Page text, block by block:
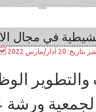
في مجال
بتاريخ: 20 آذار/مارس 2022
الجمعية